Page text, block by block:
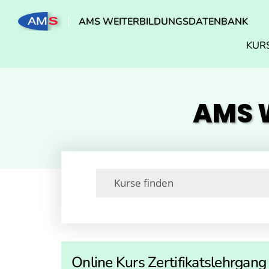
AMS WEITERBILDUNGSDATENBANK
AMS
Online Kurs